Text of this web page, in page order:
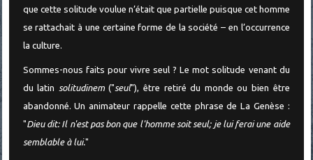
que cette solitude voulue n’était que partielle puisque cet homme
se rattachait à une certaine forme de la société – en l’occurrence
la culture.
Sommes-nous faits pour vivre seul ? Le mot solitude venant du
du latin solitudinem("seul"), être retiré du monde ou bien être
abandonné. Un animateur rappelle cette phrase de La Genèse :
"Dieu dit: Il n'est pas bon que l'homme soit seul; je lui ferai une aide
semblable à lui."